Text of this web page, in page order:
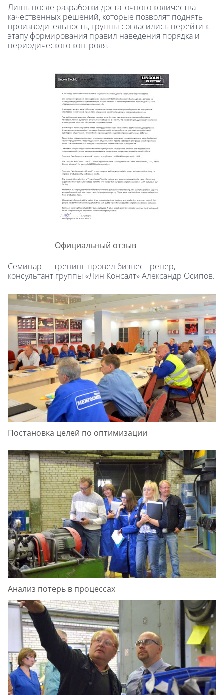
Лишь после разработки достаточного количества
качественных решений, которые позволят поднять
производительность, группы согласились перейти к
этапу формирования правил наведения порядка и
периодического контроля.
Официальный отзыв
Семинар — тренинг провел бизнес-тренер,
консультант группы «Лин Консалт» Александр Осипов.
Постановка целей по оптимизации
Анализ потерь в процессах